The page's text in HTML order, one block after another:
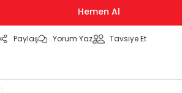
Hemen Al
Paylaş Yorum Yaz Tavsiye Et